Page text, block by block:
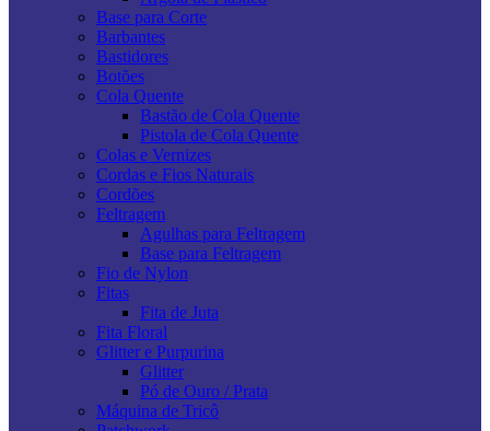
Base para Corte
Barbantes
Bastidores
Botões
Cola Quente
Bastão de Cola Quente
Pistola de Cola Quente
Colas e Vernizes
Cordas e Fios Naturais
Cordões
Feltragem
Agulhas para Feltragem
Base para Feltragem
Fio de Nylon
Fitas
Fita de Juta
Fita Floral
Glitter e Purpurina
Glitter
Pó de Ouro / Prata
Máquina de Tricô